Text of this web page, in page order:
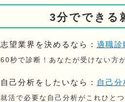
3分でできる
志望業界を決めるなら： 適職診
60秒で診断！あなたが受けない方
自己分析をしたいなら： 自己分
就活で必要な自己分析がこれひと